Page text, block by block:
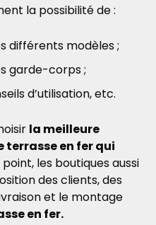
la possibilité de :
différents modèles ;
garde-corps ;
d’utilisation, etc.
la meilleure
en fer qui
les boutiques aussi
des clients, des
et le montage
en fer.